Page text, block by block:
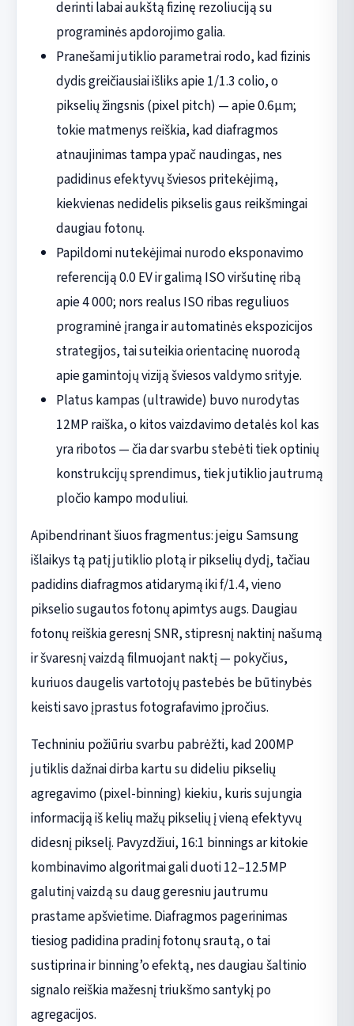
derinti labai aukštą fizinę rezoliuciją su
programinės apdorojimo galia.
Pranešami jutiklio parametrai rodo, kad fizinis
dydis greičiausiai išliks apie 1/1.3 colio, o
pikselių žingsnis (pixel pitch) — apie 0.6µm;
tokie matmenys reiškia, kad diafragmos
atnaujinimas tampa ypač naudingas, nes
padidinus efektyvų šviesos pritekėjimą,
kiekvienas nedidelis pikselis gaus reikšmingai
daugiau fotonų.
Papildomi nutekėjimai nurodo eksponavimo
referenciją 0.0 EV ir galimą ISO viršutinę ribą
apie 4 000; nors realus ISO ribas reguliuos
programinė įranga ir automatinės ekspozicijos
strategijos, tai suteikia orientacinę nuorodą
apie gamintojų viziją šviesos valdymo srityje.
Platus kampas (ultrawide) buvo nurodytas
12MP raiška, o kitos vaizdavimo detalės kol kas
yra ribotos — čia dar svarbu stebėti tiek optinių
konstrukcijų sprendimus, tiek jutiklio jautrumą
pločio kampo moduliui.
Apibendrinant šiuos fragmentus: jeigu Samsung
išlaikys tą patį jutiklio plotą ir pikselių dydį, tačiau
padidins diafragmos atidarymą iki f/1.4, vieno
pikselio sugautos fotonų apimtys augs. Daugiau
fotonų reiškia geresnį SNR, stipresnį naktinį našumą
ir švaresnį vaizdą filmuojant naktį — pokyčius,
kuriuos daugelis vartotojų pastebės be būtinybės
keisti savo įprastus fotografavimo įpročius.
Techniniu požiūriu svarbu pabrėžti, kad 200MP
jutiklis dažnai dirba kartu su dideliu pikselių
agregavimo (pixel-binning) kiekiu, kuris sujungia
informaciją iš kelių mažų pikselių į vieną efektyvų
didesnį pikselį. Pavyzdžiui, 16:1 binnings ar kitokie
kombinavimo algoritmai gali duoti 12–12.5MP
galutinį vaizdą su daug geresniu jautrumu
prastame apšvietime. Diafragmos pagerinimas
tiesiog padidina pradinį fotonų srautą, o tai
sustiprina ir binning’o efektą, nes daugiau šaltinio
signalo reiškia mažesnį triukšmo santykį po
agregacijos.